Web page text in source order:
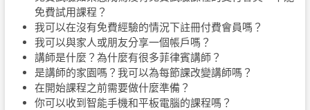
免費試用課程？
我可以在沒有免費經驗的情況下註冊付費會員嗎？
我可以與家人或朋友分享一個帳戶嗎？
講師是什麼？為什麼有很多菲律賓講師？
是講師的家園嗎？我可以為每節課改變講師嗎？
在開始課程之前需要做什麼準備？
你可以收到智能手機和平板電腦的課程嗎？